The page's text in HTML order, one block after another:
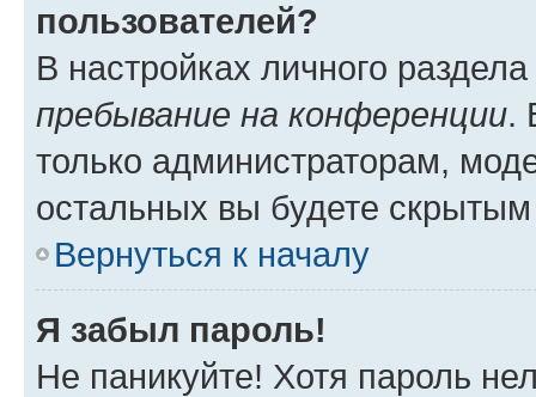
пользователей?
В настройках личного
пребывание на конференции.
только администраторам,
остальных вы будете
Вернуться к началу
Я забыл пароль!
Не паникуйте! Хотя пароль